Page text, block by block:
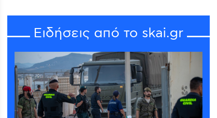
Ειδήσεις από το skai.gr